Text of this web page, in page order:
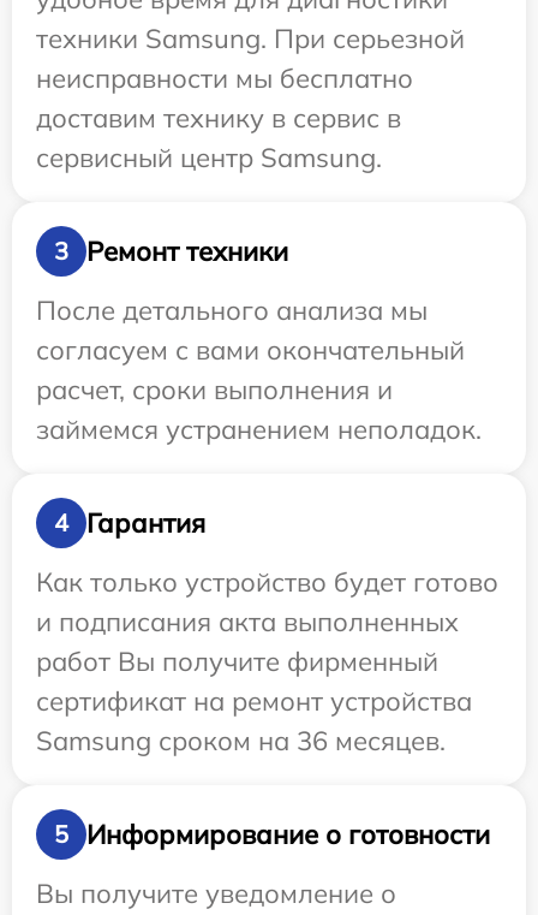
техники Samsung. При серьезной
неисправности мы бесплатно
доставим технику в сервис в
сервисный центр Samsung.
3
Ремонт техники
После детального анализа мы
согласуем с вами окончательный
расчет, сроки выполнения и
займемся устранением неполадок.
4
Гарантия
Как только устройство будет готово
и подписания акта выполненных
работ Вы получите фирменный
сертификат на ремонт устройства
Samsung сроком на 36 месяцев.
5
Информирование о готовности
Вы получите уведомление о